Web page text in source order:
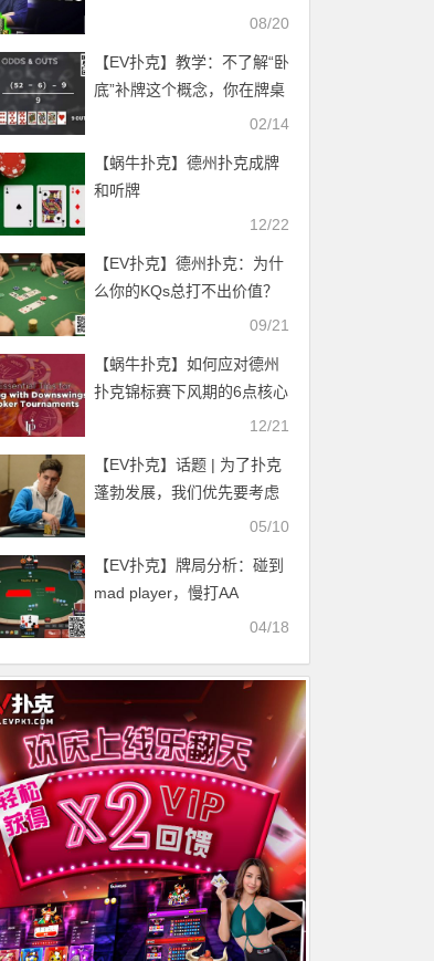
08/20
【EV扑克】教学：不了解“卧
底”补牌这个概念，你在牌桌
02/14
【蜗牛扑克】德州扑克成牌
和听牌
12/22
【EV扑克】德州扑克：为什
么你的KQs总打不出价值？
99%的玩家都犯了这一步错
09/21
【蜗牛扑克】如何应对德州
扑克锦标赛下风期的6点核心
12/21
【EV扑克】话题 | 为了扑克
蓬勃发展，我们优先要考虑
05/10
【EV扑克】牌局分析：碰到
mad player，慢打AA
04/18